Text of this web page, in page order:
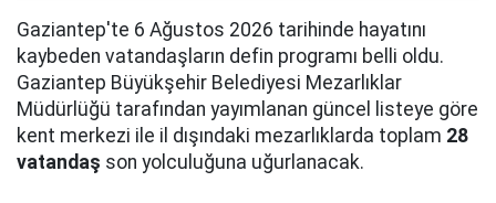
Gaziantep'te 6 Ağustos 2026 tarihinde hayatını
kaybeden vatandaşların defin programı belli oldu.
Gaziantep Büyükşehir Belediyesi Mezarlıklar
Müdürlüğü tarafından yayımlanan güncel listeye göre
kent merkezi ile il dışındaki mezarlıklarda toplam 28
vatandaş son yolculuğuna uğurlanacak.